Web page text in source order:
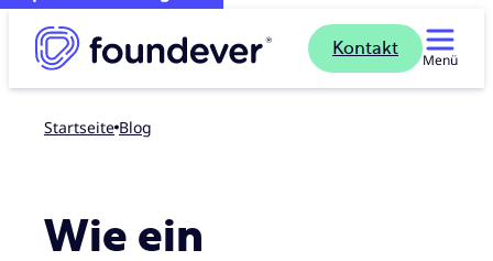
Kontakt
Menü
Startseite blog
Wie ein